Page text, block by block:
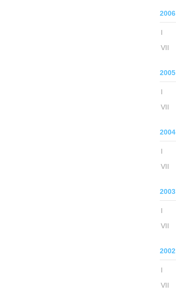
2006
I
VII
2005
I
VII
2004
I
VII
2003
I
VII
2002
I
VII